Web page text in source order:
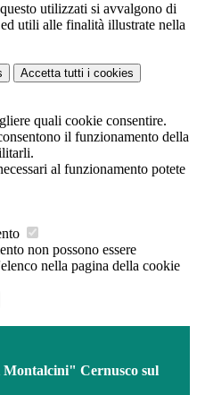
utilizzati si avvalgono di
utili alle finalità illustrate nella
Accetta tutti i cookies
quali cookie consentire.
il funzionamento della
al funzionamento potete
non possono essere
nella pagina della cookie
Cernusco sul